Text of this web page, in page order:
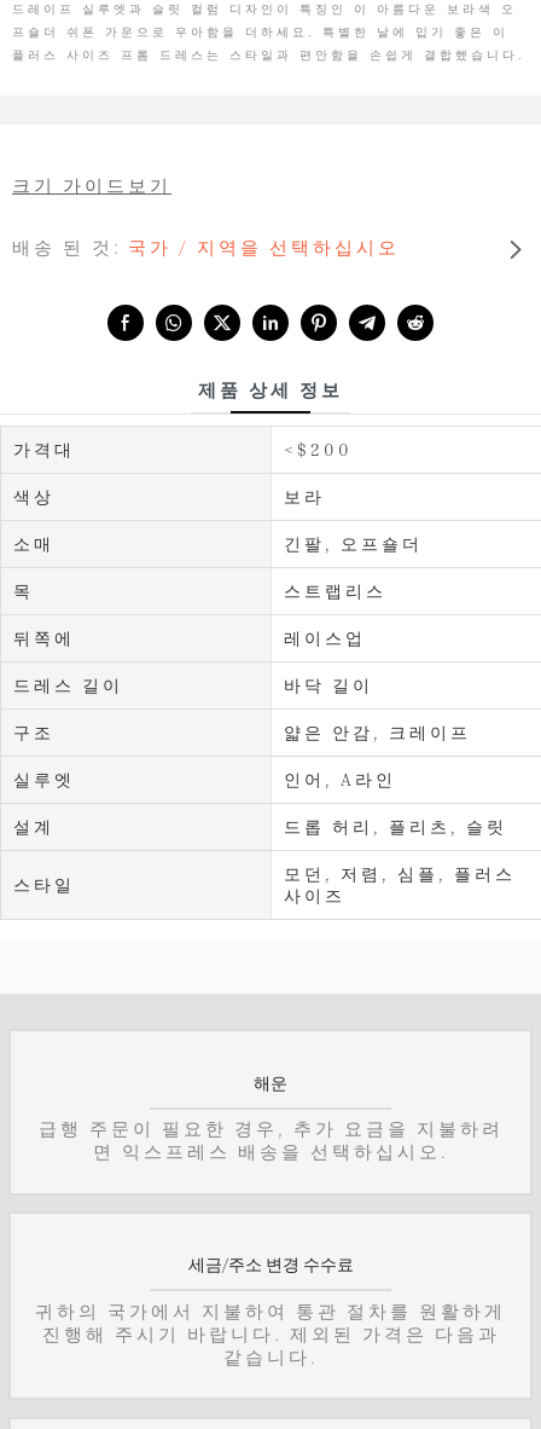
드레이프 실루엣과 슬릿 컬럼 디자인이 특징인 이 아름다운 보라색 오
프숄더 쉬폰 가운으로 우아함을 더하세요. 특별한 날에 입기 좋은 이
플러스 사이즈 프롬 드레스는 스타일과 편안함을 손쉽게 결합했습니다.
배송 된 것: 국가 / 지역을 선택하십시오
크기 가이드보기
제품 상세 정보
가격대 <$200
색상 보라
소매 긴팔, 오프숄더
목 스트랩리스
뒤쪽에 레이스업
드레스 길이 바닥 길이
구조 얇은 안감, 크레이프
실루엣 인어, A라인
설계 드롭 허리, 플리츠, 슬릿
스타일
모던, 저렴, 심플, 플러스
사이즈
해운
급행 주문이 필요한 경우, 추가 요금을 지불하려
면 익스프레스 배송을 선택하십시오.
세금/주소 변경 수수료
귀하의 국가에서 지불하여 통관 절차를 원활하게
진행해 주시기 바랍니다. 제외된 가격은 다음과
같습니다.